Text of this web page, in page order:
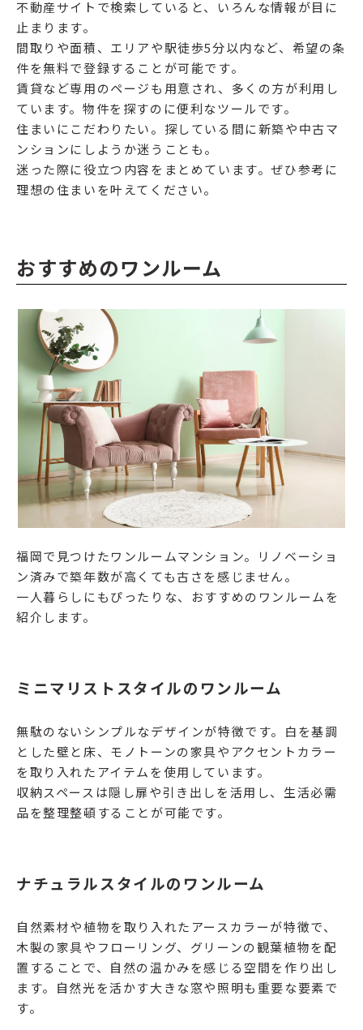
不動産サイトで検索していると、いろんな情報が目に
止まります。
間取りや面積、エリアや駅徒歩5分以内など、希望の条
件を無料で登録することが可能です。
賃貸など専用のページも用意され、多くの方が利用し
ています。物件を探すのに便利なツールです。
住まいにこだわりたい。探している間に新築や中古マ
ンションにしようか迷うことも。
迷った際に役立つ内容をまとめています。ぜひ参考に
理想の住まいを叶えてください。
おすすめのワンルーム
福岡で見つけたワンルームマンション。リノベーショ
ン済みで築年数が高くても古さを感じません。
一人暮らしにもぴったりな、おすすめのワンルームを
紹介します。
ミニマリストスタイルのワンルーム
無駄のないシンプルなデザインが特徴です。白を基調
とした壁と床、モノトーンの家具やアクセントカラー
を取り入れたアイテムを使用しています。
収納スペースは隠し扉や引き出しを活用し、生活必需
品を整理整頓することが可能です。
ナチュラルスタイルのワンルーム
自然素材や植物を取り入れたアースカラーが特徴で、
木製の家具やフローリング、グリーンの観葉植物を配
置することで、自然の温かみを感じる空間を作り出し
ます。自然光を活かす大きな窓や照明も重要な要素で
す。